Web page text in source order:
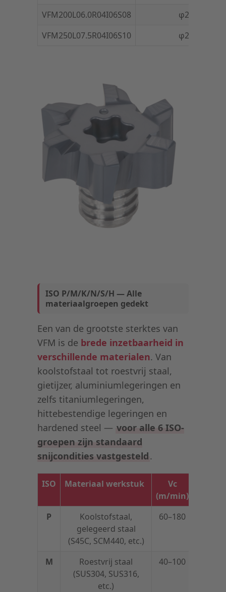
VFM200L06.0R04I06S08
φ20
VFM250L07.5R04I06S10
φ25
ISO P/M/K/N/S/H — Alle
materiaalgroepen gedekt
Een van de grootste sterktes van
VFM is de brede inzetbaarheid in
verschillende materialen. Van
koolstofstaal tot roestvrij staal,
gietijzer, aluminiumlegeringen en
zelfs titaniumlegeringen,
hittebestendige legeringen en
hardened steel — voor alle 6 ISO-
groepen zijn standaard
snijcondities vastgesteld.
ISO Materiaal werkstuk
Vc
(m/min)
P
Koolstofstaal,
gelegeerd staal
(S45C, SCM440, etc.)
60–180
M
Roestvrij staal
(SUS304, SUS316,
etc.)
40–100